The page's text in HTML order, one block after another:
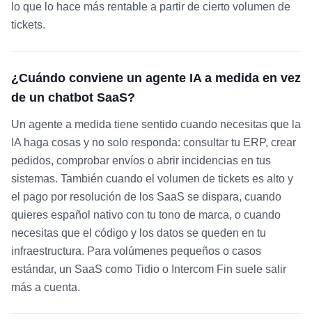
lo que lo hace más rentable a partir de cierto volumen de
tickets.
¿Cuándo conviene un agente IA a medida en vez
de un chatbot SaaS?
Un agente a medida tiene sentido cuando necesitas que la
IA haga cosas y no solo responda: consultar tu ERP, crear
pedidos, comprobar envíos o abrir incidencias en tus
sistemas. También cuando el volumen de tickets es alto y
el pago por resolución de los SaaS se dispara, cuando
quieres español nativo con tu tono de marca, o cuando
necesitas que el código y los datos se queden en tu
infraestructura. Para volúmenes pequeños o casos
estándar, un SaaS como Tidio o Intercom Fin suele salir
más a cuenta.